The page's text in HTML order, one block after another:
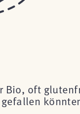
Bio, oft